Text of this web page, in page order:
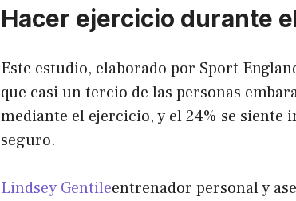
Hacer ejercicio durante
Este estudio, elaborado por Sport
que casi un tercio de las personas
mediante el ejercicio, y el 24% se siente
seguro.
Lindsey Gentileentrenador personal y